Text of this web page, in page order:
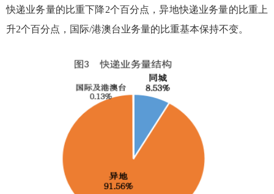
快递业务量的比重下降2个百分点，异地快递业务量的比重上
升2个百分点，国际/港澳台业务量的比重基本保持不变。